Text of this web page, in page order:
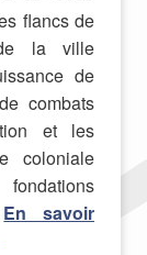
flancs de
la ville
de
combats
et les
coloniale
En savoir